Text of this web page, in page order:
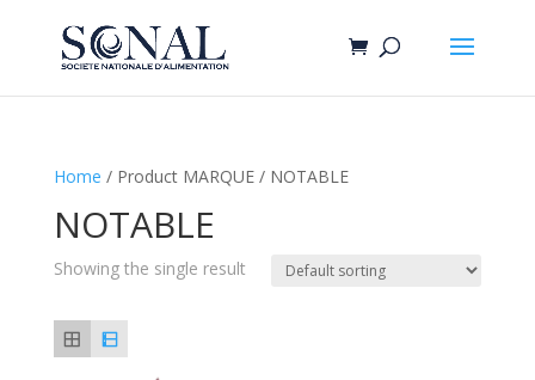
Home / Product MARQUE / NOTABLE
NOTABLE
Showing the single result